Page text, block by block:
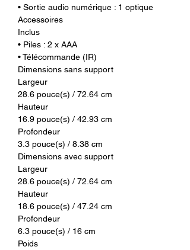
• Sortie audio numérique : 1 optique
Accessoires
Inclus
• Piles : 2 x AAA
• Télécommande (IR)
Dimensions sans support
Largeur
28.6 pouce(s) / 72.64 cm
Hauteur
16.9 pouce(s) / 42.93 cm
Profondeur
3.3 pouce(s) / 8.38 cm
Dimensions avec support
Largeur
28.6 pouce(s) / 72.64 cm
Hauteur
18.6 pouce(s) / 47.24 cm
Profondeur
6.3 pouce(s) / 16 cm
Poids